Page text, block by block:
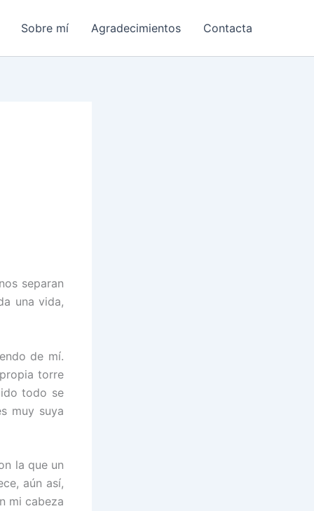
Sobre mí Agradecimientos Contacta
separan
una vida,
de mí.
torre
todo se
muy suya
la que un
aún así,
mi cabeza